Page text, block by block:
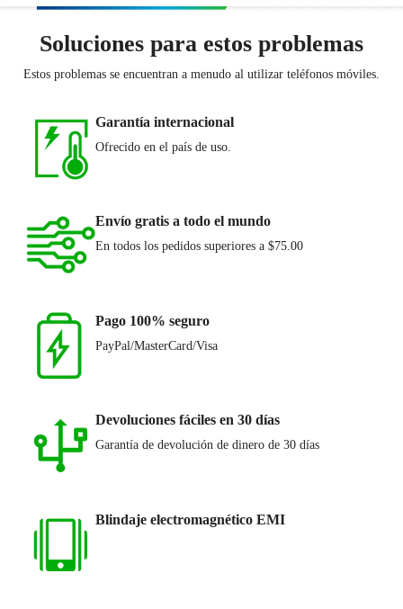
Comprar todo
Soluciones para estos problemas
Estos problemas se encuentran a menudo al utilizar teléfonos móviles.
Garantía internacional
Ofrecido en el país de uso.
Envío gratis a todo el mundo
En todos los pedidos superiores a $75.00
Pago 100% seguro
PayPal/MasterCard/Visa
Devoluciones fáciles en 30 días
Garantía de devolución de dinero de 30 días
Blindaje electromagnético EMI